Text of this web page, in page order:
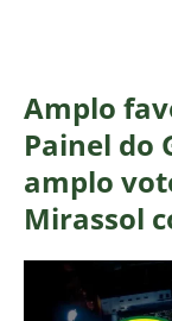
Amplo
Painel do
amplo
Mirassol